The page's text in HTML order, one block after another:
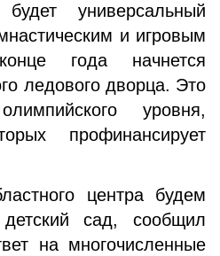
универсальный
и игровым
года начнется
ледового дворца. Это
уровня,
профинансирует
центра будем
сад, сообщил
на многочисленные